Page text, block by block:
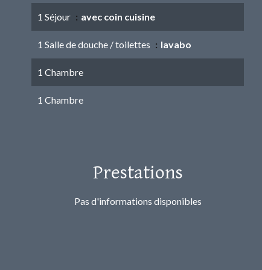
1 Séjour avec coin cuisine
1 Salle de douche / toilettes lavabo
1 Chambre
1 Chambre
Prestations
Pas d'informations disponibles